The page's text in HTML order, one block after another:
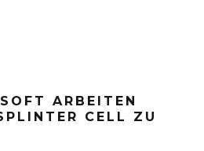
ARBEITEN
CELL ZU